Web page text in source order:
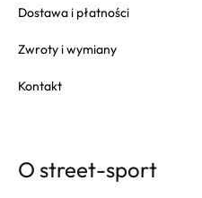
Dostawa i płatności
Zwroty i wymiany
Kontakt
O street-sport